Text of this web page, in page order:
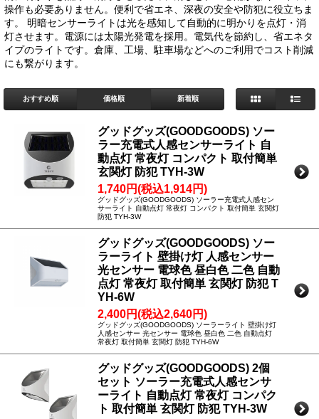
操作も必要ありません。便利で省エネ、深夜の安全や防犯に役立ちま
す。 明暗センサーライトは光を感知して自動的に明かりを点灯・消
灯させます。電源には太陽光発電を採用。電気代を節約し、省エネタ
イプのライトです。倉庫、工場、駐車場などへのご利用でコスト削減
にも繋がります。
おすすめ順 価格順 新着順
グッドグッズ(GOODGOODS) ソー
ラー充電式人感センサーライト 自
動点灯 常夜灯 コンパクト 取付簡単
玄関灯 防犯 TYH-3W
1,740円(税込1,914円)
グッドグッズ(GOODGOODS) ソーラー充電式人感セン
サーライト 自動点灯 常夜灯 コンパクト 取付簡単 玄関灯
防犯 TYH-3W
グッドグッズ(GOODGOODS) ソー
ラーライト 壁掛け灯 人感センサー
光センサー 電球色 昼白色 二色 自動
点灯 常夜灯 取付簡単 玄関灯 防犯 T
YH-6W
2,400円(税込2,640円)
グッドグッズ(GOODGOODS) ソーラーライト 壁掛け灯
人感センサー 光センサー 電球色 昼白色 二色 自動点灯
常夜灯 取付簡単 玄関灯 防犯 TYH-6W
グッドグッズ(GOODGOODS) 2個
セット ソーラー充電式人感センサ
ーライト 自動点灯 常夜灯 コンパク
ト 取付簡単 玄関灯 防犯 TYH-3W